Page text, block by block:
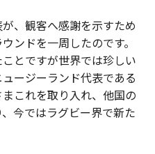
、観客へ感謝を示すため
ンドを一周したのです。
とですが世界では珍しい
ージーランド代表である
これを取り入れ、他国の
今ではラグビー界で新た